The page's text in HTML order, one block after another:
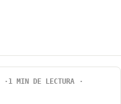
1 MIN DE LECTURA